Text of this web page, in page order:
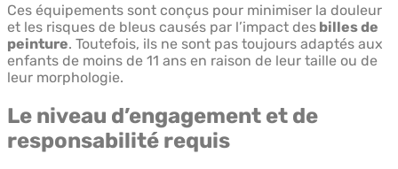
Ces équipements sont conçus pour minimiser la douleur
et les risques de bleus causés par l’impact des billes de
peinture. Toutefois, ils ne sont pas toujours adaptés aux
enfants de moins de 11 ans en raison de leur taille ou de
leur morphologie.
Le niveau d’engagement et de
responsabilité requis